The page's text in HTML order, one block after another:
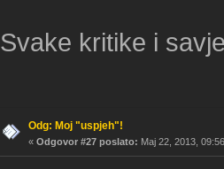
Svake kritike i
Odg: Moj "uspjeh"!
« Odgovor #27 poslato: Maj 22, 2013,